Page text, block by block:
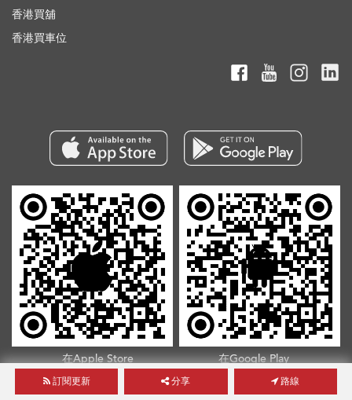
訂閱更新 分享 路線
香港買舖
香港買車位
在Apple Store
下載我們的
App
在Google Play
下載我們的
App